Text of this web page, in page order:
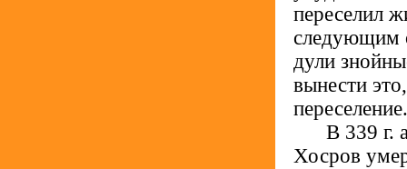
переселил
следующим
дули
вынести
В 339 г.
Хосров